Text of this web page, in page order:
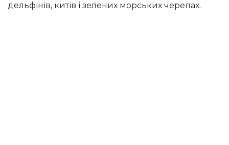
дельфінів, китів і зелених морських черепах.